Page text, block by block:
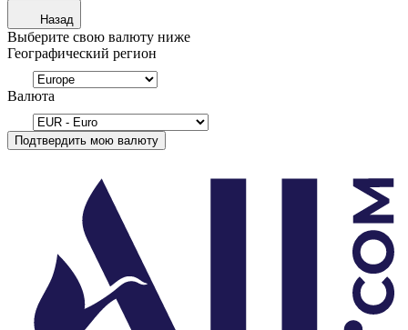
Назад
Выберите свою валюту ниже
Географический регион
Валюта
Подтвердить мою валюту